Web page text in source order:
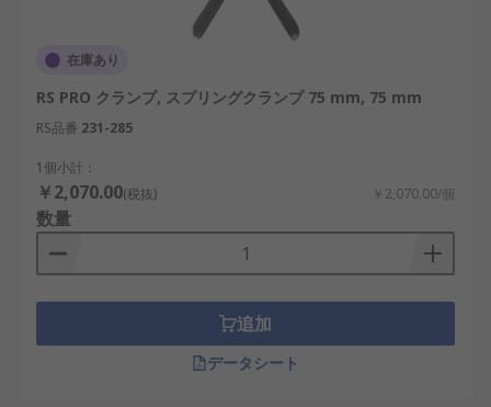
在庫あり
RS PRO クランプ, スプリングクランプ 75 mm, 75 mm
RS品番 231-285
1個小計：
￥2,070.00(税抜) ￥2,070.00/個
数量
追加
データシート